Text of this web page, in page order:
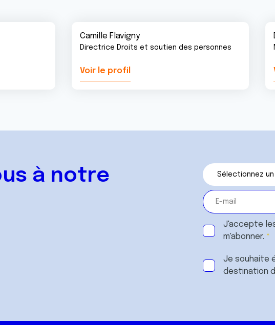
Camille Flavigny
Directrice Droits et soutien des personnes
Voir le profil
à notre
J'accepte
m'abonner.
Je souhaite
destination